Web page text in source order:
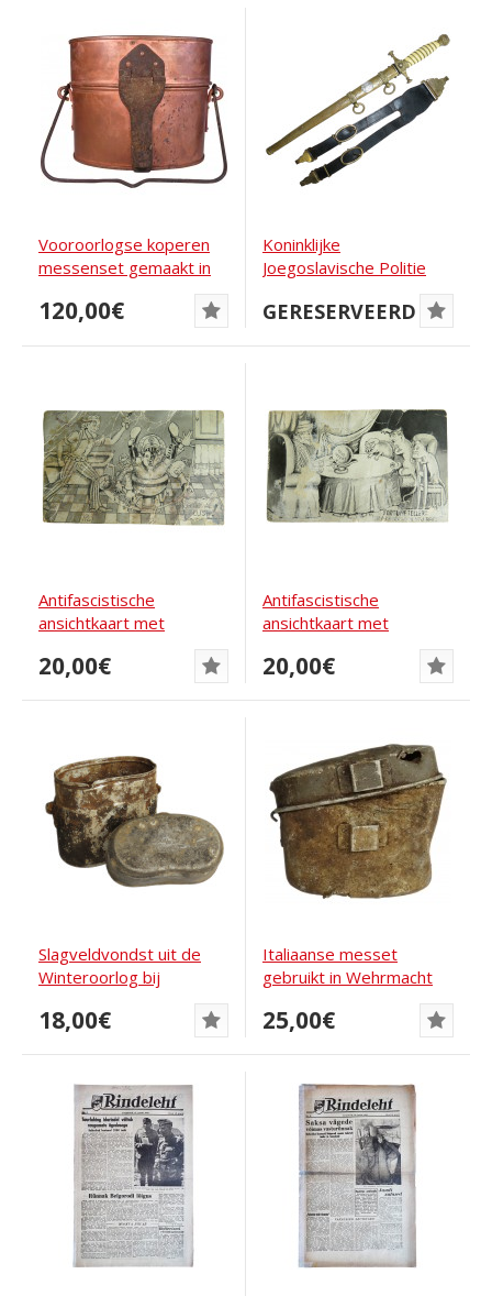
Vooroorlogse koperen
messenset gemaakt in
120,00€
Koninklijke
Joegoslavische Politie
GERESERVEERD
Antifascistische
ansichtkaart met
karikatuur van Hitler en...
20,00€
Antifascistische
ansichtkaart met
20,00€
Slagveldvondst uit de
Winteroorlog bij
18,00€
Italiaanse messet
gebruikt in Wehrmacht
25,00€